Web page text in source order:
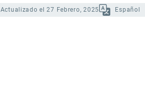
Actualizado el 27 Febrero, 2025 Español